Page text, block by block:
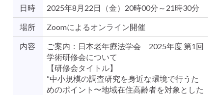
日時 2025年8月22日（金）20時00分～21時30分
場所 Zoomによるオンライン開催
内容
ご案内：日本老年療法学会 2025年度 第1回
学術研修会について
【研修会タイトル】
“中小規模の調査研究を身近な環境で行うた
めのポイント〜地域在住高齢者を対象とした